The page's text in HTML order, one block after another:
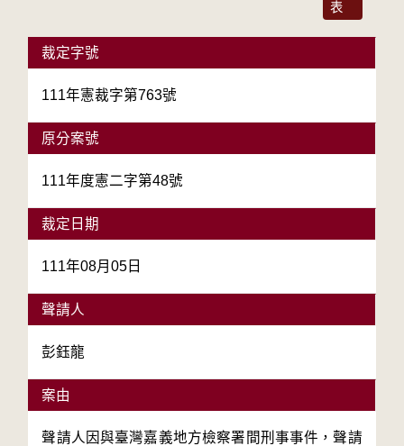
表
裁定字號
111年憲裁字第763號
原分案號
111年度憲二字第48號
裁定日期
111年08月05日
聲請人
彭鈺龍
案由
聲請人因與臺灣嘉義地方檢察署間刑事事件，聲請